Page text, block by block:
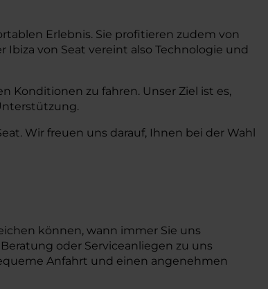
Erlebnis. Sie profitieren zudem von
von Seat vereint also Technologie und
Konditionen zu fahren. Unser Ziel ist es,
Wir freuen uns darauf, Ihnen bei der Wahl
können, wann immer Sie uns
oder Serviceanliegen zu uns
Anfahrt und einen angenehmen